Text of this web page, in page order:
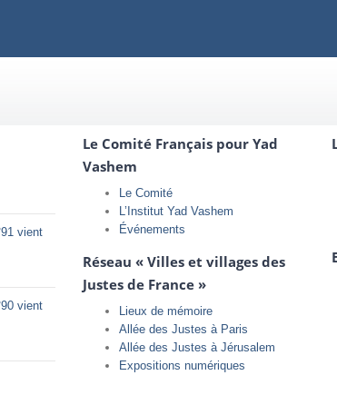
vient
vient
Le Comité Français pour Yad
Vashem
Le Comité
L’Institut Yad Vashem
Événements
Réseau « Villes et villages des
Justes de France »
Lieux de mémoire
Allée des Justes à Paris
Allée des Justes à Jérusalem
Expositions numériques